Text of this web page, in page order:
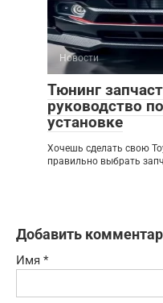
Новости
Тюнинг
руководство
установке
Хочешь сделать свою
правильно выбрать
Добавить
Имя *